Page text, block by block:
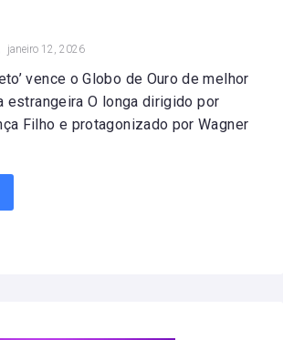
janeiro 12, 2026
vence o Globo de Ouro de melhor
estrangeira O longa dirigido por
Filho e protagonizado por Wagner